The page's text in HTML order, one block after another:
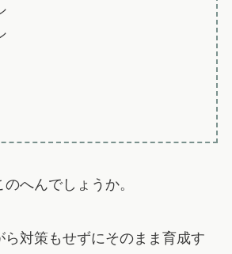
へんでしょうか。
ら対策もせずにそのまま育成す